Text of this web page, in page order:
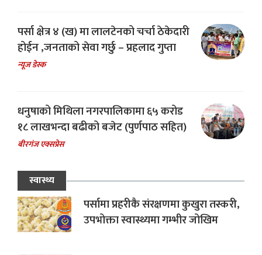
पर्सा क्षेत्र ४ (ख) मा लालटेनको चर्चा ठेकेदारी
होईन ,जनताको सेवा गर्छु – प्रहलाद गुप्ता
न्यूज डेस्क
धनुषाको मिथिला नगरपालिकामा ६५ करोड
१८ लाखभन्दा बढीको बजेट (पुर्णपाठ सहित)
बीरगंज एक्सप्रेस
स्वास्थ्य
पर्सामा प्रहरीकै संरक्षणमा कुखुरा तस्करी,
उपभोक्ता स्वास्थ्यमा गम्भीर जोखिम